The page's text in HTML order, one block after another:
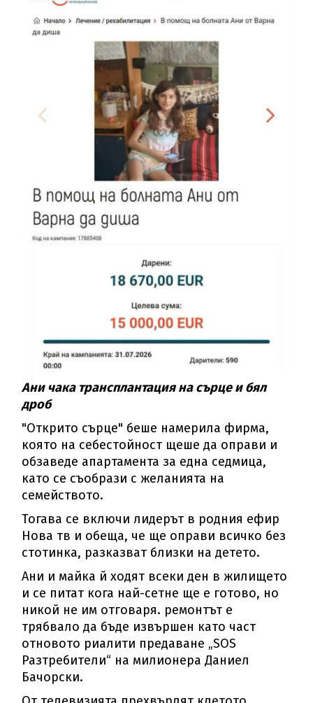
Ани чака трансплантация на сърце и бял
дроб
"Открито сърце" беше намерила фирма,
която на себестойност щеше да оправи и
обзаведе апартамента за една седмица,
като се съобрази с желанията на
семейството.
Тогава се включи лидерът в родния ефир
Нова тв и обеща, че ще оправи всичко без
стотинка, разказват близки на детето.
Ани и майка й ходят всеки ден в жилището
и се питат кога най-сетне ще е готово, но
никой не им отговаря. ремонтът е
трябвало да бъде извършен като част
отновото риалити предаване „SOS
Разтребители“ на милионера Даниел
Бачорски.